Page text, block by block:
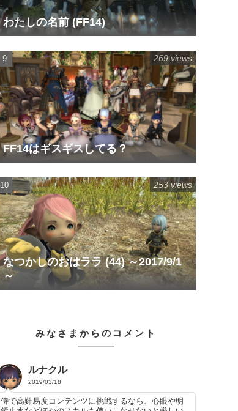
わたしの名前 (FF14)
FF14はギスギスしてる？
269 views
なつかしのおはララ (44) ～2017/9/1
～
253 views
みなさまからのコメント
ルナクル
2019/03/18
侍で高難易度コンテンツに挑戦するなら、心眼や明